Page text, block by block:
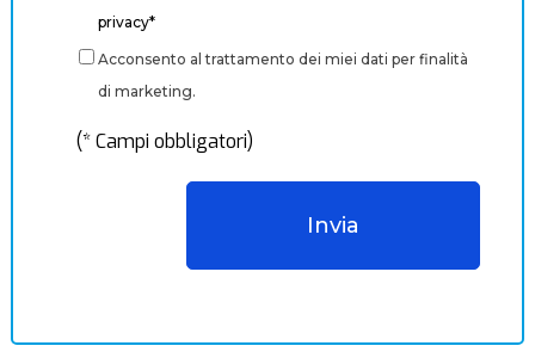
privacy*
Acconsento al trattamento dei miei dati per finalità
di marketing.
(* Campi obbligatori)